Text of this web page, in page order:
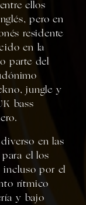
ellos
pero en
residente
en la
parte del
jungle y
bass
en las
el los
incluso por el
rítmico
y bajo